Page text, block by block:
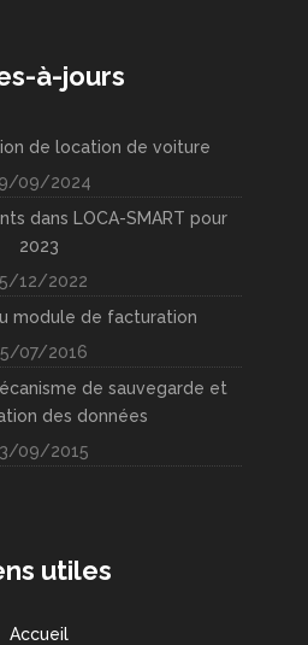
à-jours
de location de voiture
09/2024
dans LOCA-SMART pour
2023
12/2022
module de facturation
07/2016
de sauvegarde et
des données
09/2015
utiles
Accueil